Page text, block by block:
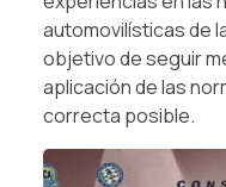
automovilísticas de
objetivo de seguir
aplicación de las
correcta posible.